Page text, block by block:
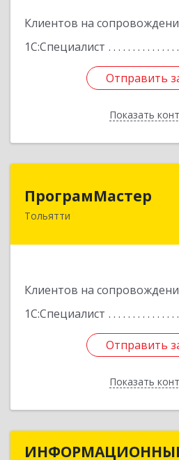
Клиентов на
1С:Специалист
Отправить
Показать
Отправить
Назад
ПрограмМастер
Тольятти
Клиентов на
1С:Специалист
Отправить
Показать
Отправить
Назад